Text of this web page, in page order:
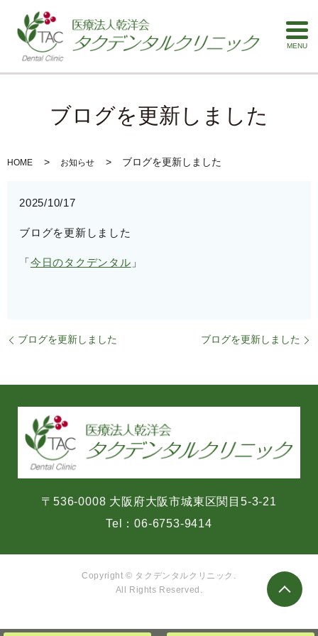
MENU
ブログを更新しました
HOME お知らせ ブログを更新しました
2025/10/17
ブログを更新しました
「今日のタクデンタル 」
ブログを更新しました ブログを更新しました
〒536-0008 大阪府大阪市城東区関目5-3-21
Tel：06-6753-9414
Copyright © タクデンタルクリニック.
All Rights Reserved.